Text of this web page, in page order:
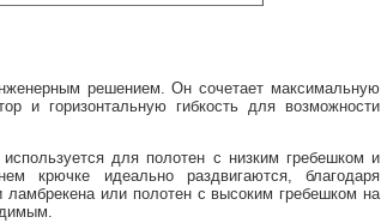
решением. Он сочетает максимальную
и горизонтальную гибкость для возможности
для полотен с низким гребешком и
крючке идеально раздвигаются, благодаря
ламбрекена или полотен с высоким гребешком на